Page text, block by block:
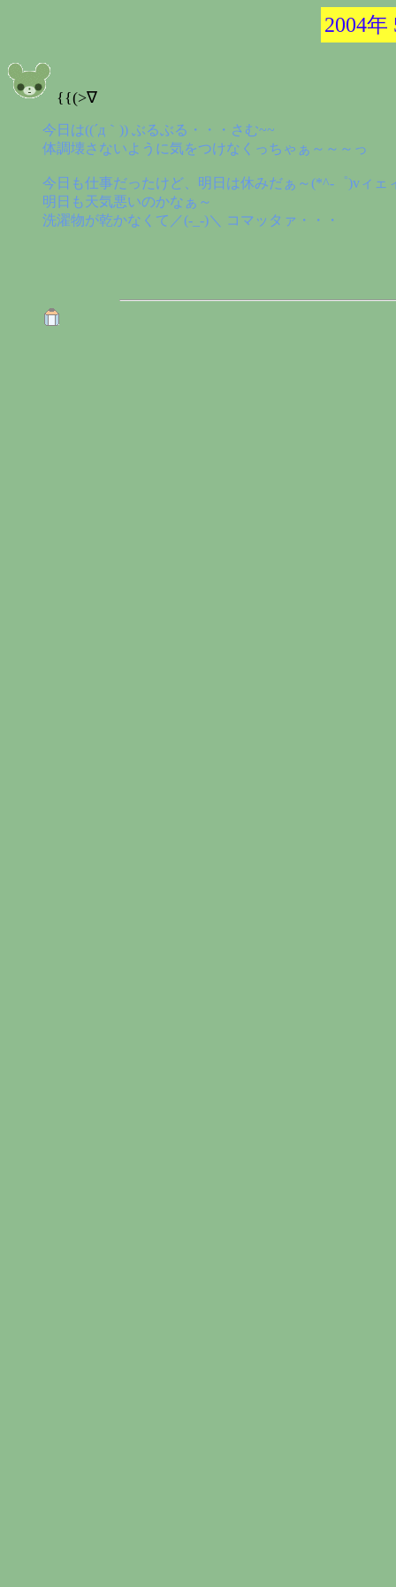
2004年
{{(>∇
今日は((´д｀)) ぶるぶる・・・さむ~~
体調壊さないように気をつけなくっちゃぁ～～～っ
今日も仕事だったけど、明日は休みだぁ～(*^-゜)vィェ
明日も天気悪いのかなぁ～
洗濯物が乾かなくて／(-_-)＼ コマッタァ・・・